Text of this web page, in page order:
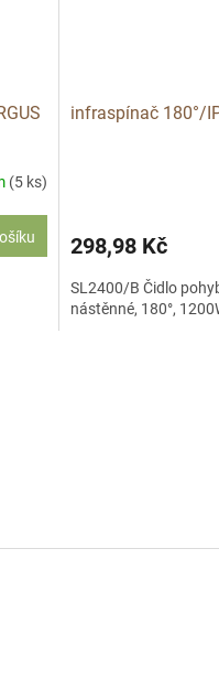
(5 ks)
infraspínač 180°/
298,98 Kč
SL2400/B Čidlo
nástěnné, 180°,